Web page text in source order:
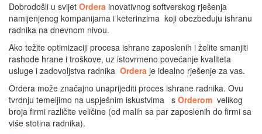
Dobrodošli u svijet Ordera inovativnog softverskog rješenja
namijenjenog kompanijama i keterinzima koji obezbeđuju ishranu
radnika na dnevnom nivou.
Ako težite optimizaciji procesa ishrane zaposlenih i želite smanjiti
rashode hrane i troškove, uz istovrmeno povećanje kvaliteta
usluge i zadovoljstva radnika Ordera je idealno rješenje za vas.
Ordera može značajno unaprijediti proces ishrane radnika. Ovu
tvrdnju temeljimo na uspješnim iskustvima s Orderom velikog
broja firmi različite veličine (od malih sa par zaposlenih do firmi sa
više stotina radnika).